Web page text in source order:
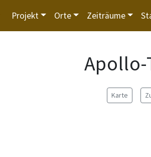
Projekt Orte Zeiträume
Apollo-
Karte